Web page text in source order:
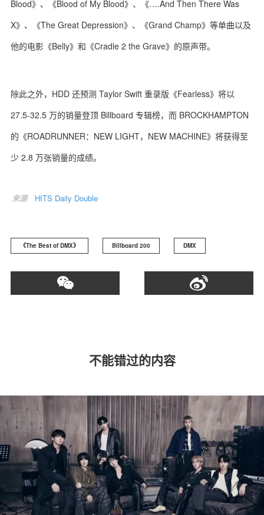
Blood》、《Blood of My Blood》、《….And Then There Was
X》、《The Great Depression》、《Grand Champ》等单曲以及
他的电影《Belly》和《Cradle 2 the Grave》的原声带。
除此之外，HDD 还预测 Taylor Swift 重录版《Fearless》将以
27.5-32.5 万的销量登顶 Billboard 专辑榜，而 BROCKHAMPTON
的《ROADRUNNER：NEW LIGHT，NEW MACHINE》将获得至
少 2.8 万张销量的成绩。
来源 HITS Daily Double
《The Best of DMX》 Billboard 200 DMX
不能错过的内容